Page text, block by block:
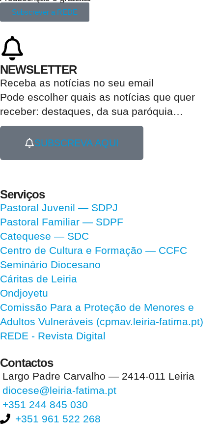
Subscrever a REDE
NEWSLETTER
Receba as notícias no seu email​
Pode escolher quais as notícias que quer
receber: destaques, da sua paróquia…
SUBSCREVA AQUI
Serviços
Pastoral Juvenil — SDPJ
Pastoral Familiar — SDPF
Catequese — SDC
Centro de Cultura e Formação — CCFC
Seminário Diocesano
Cáritas de Leiria
Ondjoyetu
Comissão Para a Proteção de Menores e
Adultos Vulneráveis (cpmav.leiria-fatima.pt)
REDE - Revista Digital
Contactos
Largo Padre Carvalho — 2414-011 Leiria
diocese@leiria-fatima.pt
+351 244 845 030
+351 961 522 268